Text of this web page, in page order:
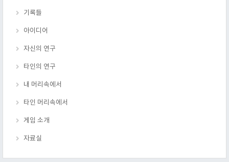
기록들
아이디어
자신의 연구
타인의 연구
내 머리속에서
타인 머리속에서
게임 소개
자료실